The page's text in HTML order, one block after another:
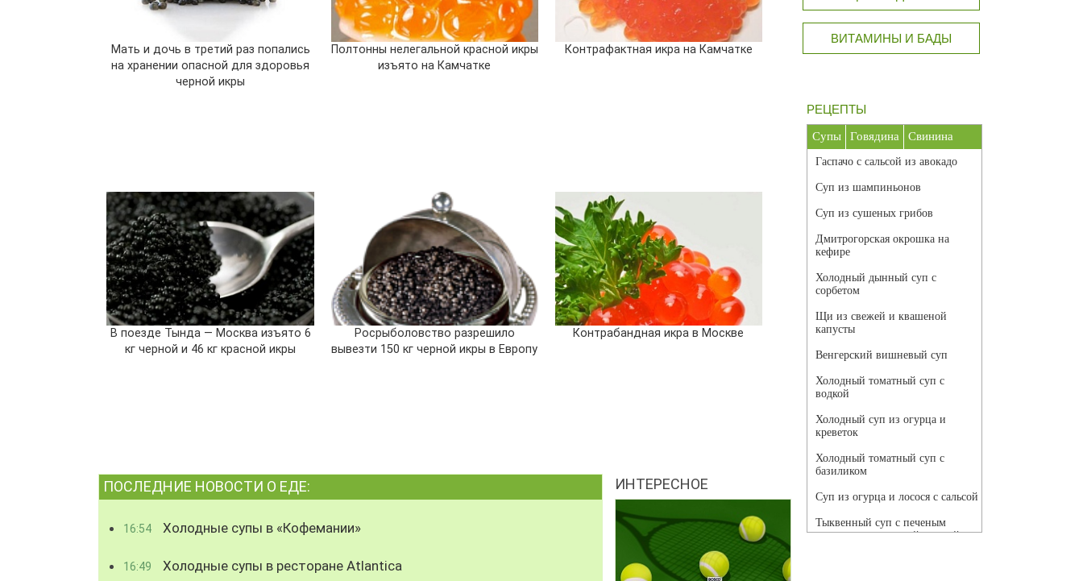
Мать и дочь в третий раз попались
на хранении опасной для здоровья
черной икры
Полтонны нелегальной красной икры
изъято на Камчатке
Контрафактная икра на Камчатке
В поезде Тында — Москва изъято 6
кг черной и 46 кг красной икры
Росрыболовство разрешило
вывезти 150 кг черной икры в Европу
Контрабандная икра в Москве
ПОСЛЕДНИЕ НОВОСТИ О ЕДЕ:
16:54 Холодные супы в «Кофемании»
16:49 Холодные супы в ресторане Atlantica
ИНТЕРЕСНОЕ
ВИТАМИНЫ И БАДЫ
РЕЦЕПТЫ
Супы Говядина Свинина
Гаспачо с сальсой из авокадо
Суп из шампиньонов
Суп из сушеных грибов
Дмитрогорская окрошка на
кефире
Холодный дынный суп с
сорбетом
Щи из свежей и квашеной
капусты
Венгерский вишневый суп
Холодный томатный суп с
водкой
Холодный суп из огурца и
креветок
Холодный томатный суп с
базиликом
Суп из огурца и лосося с сальсой
Тыквенный суп с печеным
чесноком и томатной сальсой